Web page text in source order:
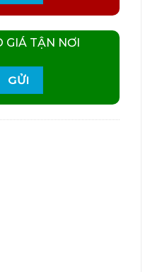
GIÁ TẬN NƠI